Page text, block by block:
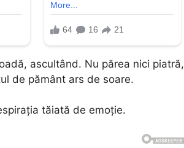
ascultând. Nu părea nici piatră,
de pământ ars de soare.
tăiată de emoție.